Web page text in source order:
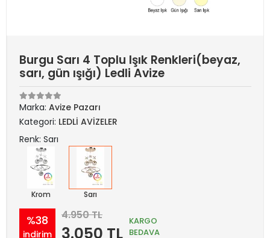
Burgu Sarı 4 Toplu Işık Renkleri(beyaz,
sarı, gün ışığı) Ledli Avize
Marka: Avize Pazarı
Kategori: LEDLİ AVİZELER
Renk: Sarı
Krom Sarı
%38
indirim
4.950 TL
3.050 TL
KARGO
BEDAVA